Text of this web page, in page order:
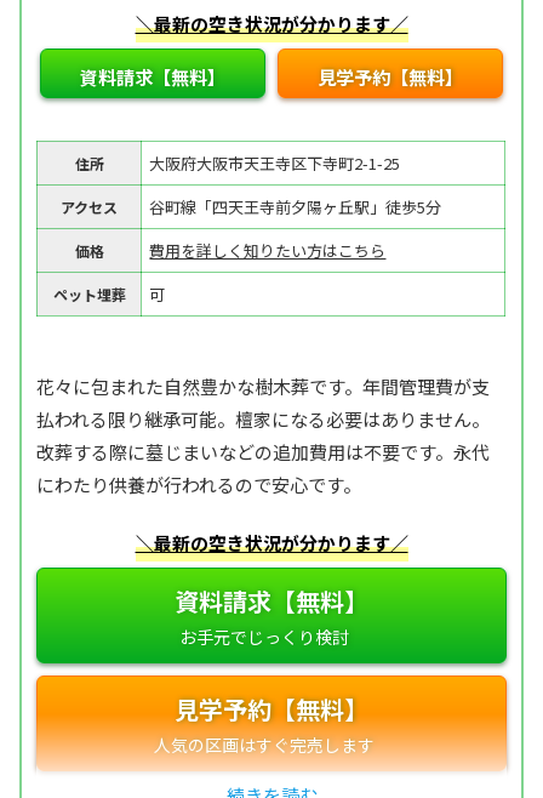
＼最新の空き状況が分かります／
資料請求【無料】 見学予約【無料】
住所 大阪府大阪市天王寺区下寺町2-1-25
アクセス 谷町線「四天王寺前夕陽ヶ丘駅」徒歩5分
価格 費用を詳しく知りたい方はこちら
ペット埋葬 可
花々に包まれた自然豊かな樹木葬です。年間管理費が支
払われる限り継承可能。檀家になる必要はありません。
改葬する際に墓じまいなどの追加費用は不要です。永代
にわたり供養が行われるので安心です。
＼最新の空き状況が分かります／
資料請求【無料】
見学予約【無料】